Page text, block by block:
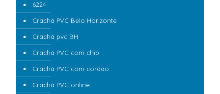
6224
Crachá PVC Belo Horizonte
Crachá pvc BH
Crachá PVC com chip
Crachá PVC com cordão
Crachá PVC online